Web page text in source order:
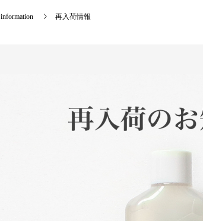
information 再入荷情報